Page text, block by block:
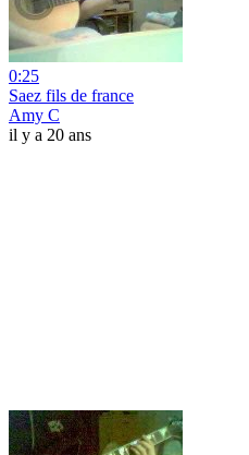
0:25
Saez fils de france
Amy C
il y a 20 ans